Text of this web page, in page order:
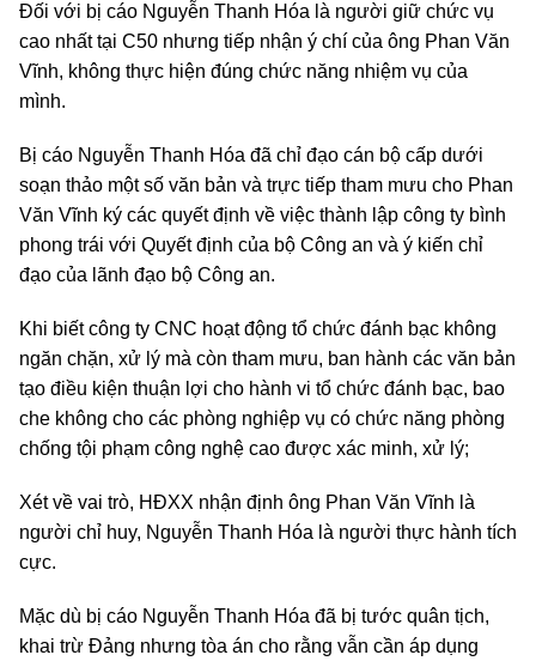
Đối với bị cáo Nguyễn Thanh Hóa là người giữ chức vụ
cao nhất tại C50 nhưng tiếp nhận ý chí của ông Phan Văn
Vĩnh, không thực hiện đúng chức năng nhiệm vụ của
mình.
Bị cáo Nguyễn Thanh Hóa đã chỉ đạo cán bộ cấp dưới
soạn thảo một số văn bản và trực tiếp tham mưu cho Phan
Văn Vĩnh ký các quyết định về việc thành lập công ty bình
phong trái với Quyết định của bộ Công an và ý kiến chỉ
đạo của lãnh đạo bộ Công an.
Khi biết công ty CNC hoạt động tổ chức đánh bạc không
ngăn chặn, xử lý mà còn tham mưu, ban hành các văn bản
tạo điều kiện thuận lợi cho hành vi tổ chức đánh bạc, bao
che không cho các phòng nghiệp vụ có chức năng phòng
chống tội phạm công nghệ cao được xác minh, xử lý;
Xét về vai trò, HĐXX nhận định ông Phan Văn Vĩnh là
người chỉ huy, Nguyễn Thanh Hóa là người thực hành tích
cực.
Mặc dù bị cáo Nguyễn Thanh Hóa đã bị tước quân tịch,
khai trừ Đảng nhưng tòa án cho rằng vẫn cần áp dụng